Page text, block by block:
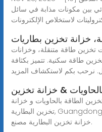
بين مكونات مذابة في سائل
خزانة تخزين بطاريات
تخزين طاقة متنقلة، وخزانات
طاقة سكنية. تتميز بكثافة
& خزانة تخزين
الطاقة بالحاويات و خزانة
تخزين البطارية, Guangdong Asgoft New Energy Co., Ltd. هو
خزانة تخزين البطارية مصنع.